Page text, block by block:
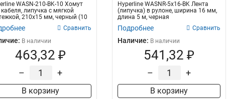
WASN-210-BK-10 Хомут
липучка с мягкой
210x15 мм, черный (10
Сравнить
В наличии
463,32 ₽
– +
В корзину
Hyperline WASNR-5x16-BK Лента
(липучка) в рулоне, ширина 16 мм,
длина 5 м, черная
Подробнее Сравнить
Наличие: В наличии
541,32 ₽
– +
В корзину